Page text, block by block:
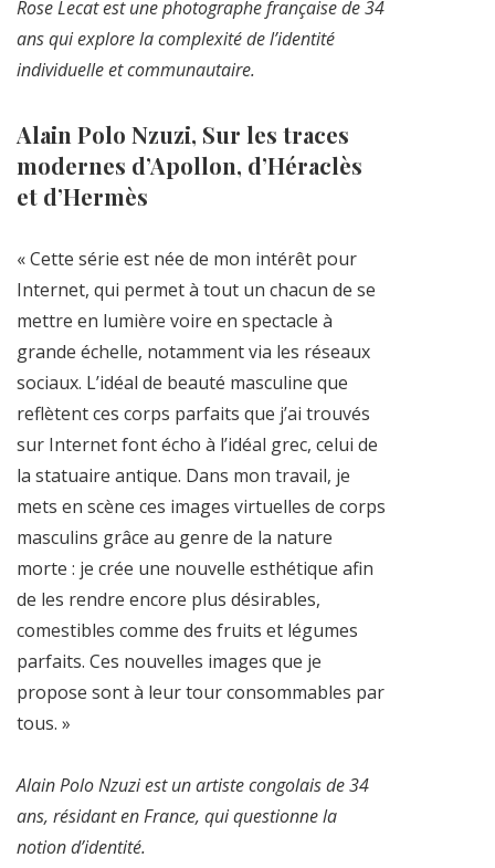
Rose Lecat est une photographe française de 34
ans qui explore la complexité de l’identité
individuelle et communautaire.
Alain Polo Nzuzi, Sur les traces
modernes d’Apollon, d’Héraclès
et d’Hermès
« Cette série est née de mon intérêt pour
Internet, qui permet à tout un chacun de se
mettre en lumière voire en spectacle à
grande échelle, notamment via les réseaux
sociaux. L’idéal de beauté masculine que
reflètent ces corps parfaits que j’ai trouvés
sur Internet font écho à l’idéal grec, celui de
la statuaire antique. Dans mon travail, je
mets en scène ces images virtuelles de corps
masculins grâce au genre de la nature
morte : je crée une nouvelle esthétique afin
de les rendre encore plus désirables,
comestibles comme des fruits et légumes
parfaits. Ces nouvelles images que je
propose sont à leur tour consommables par
tous. »
Alain Polo Nzuzi est un artiste congolais de 34
ans, résidant en France, qui questionne la
notion d’identité.